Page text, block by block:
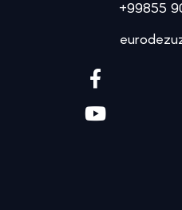
+99855